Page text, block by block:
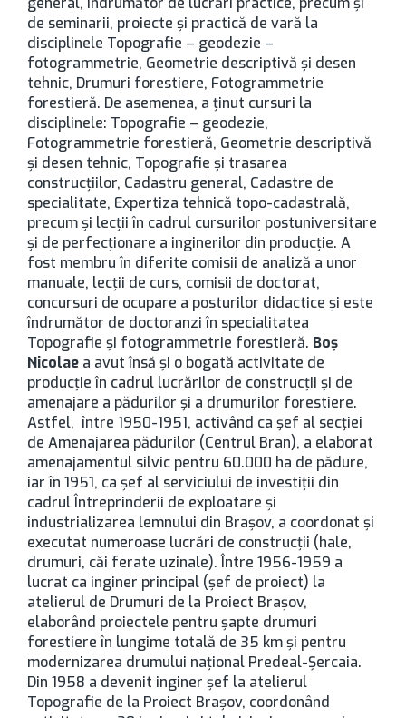
de seminarii, proiecte şi practică de vară la
disciplinele Topografie – geodezie –
fotogrammetrie, Geometrie descriptivă şi desen
tehnic, Drumuri forestiere, Fotogrammetrie
forestieră. De asemenea, a ţinut cursuri la
disciplinele: Topografie – geodezie,
Fotogrammetrie forestieră, Geometrie descriptivă
şi desen tehnic, Topografie şi trasarea
construcţiilor, Cadastru general, Cadastre de
specialitate, Expertiza tehnică topo-cadastrală,
precum şi lecţii în cadrul cursurilor postuniversitare
şi de perfecţionare a inginerilor din producţie. A
fost membru în diferite comisii de analiză a unor
manuale, lecţii de curs, comisii de doctorat,
concursuri de ocupare a posturilor didactice şi este
îndrumător de doctoranzi în specialitatea
Topografie şi fotogrammetrie forestieră. Boș
Nicolae a avut însă şi o bogată activitate de
producţie în cadrul lucrărilor de construcţii şi de
amenajare a pădurilor şi a drumurilor forestiere.
Astfel, între 1950-1951, activând ca şef al secţiei
de Amenajarea pădurilor (Centrul Bran), a elaborat
amenajamentul silvic pentru 60.000 ha de pădure,
iar în 1951, ca şef al serviciului de investiţii din
cadrul Întreprinderii de exploatare şi
industrializarea lemnului din Brașov, a coordonat şi
executat numeroase lucrări de construcţii (hale,
drumuri, căi ferate uzinale). Între 1956-1959 a
lucrat ca inginer principal (şef de proiect) la
atelierul de Drumuri de la Proiect Brașov,
elaborând proiectele pentru şapte drumuri
forestiere în lungime totală de 35 km şi pentru
modernizarea drumului naţional Predeal-Şercaia.
Din 1958 a devenit inginer şef la atelierul
Topografie de la Proiect Brașov, coordonând